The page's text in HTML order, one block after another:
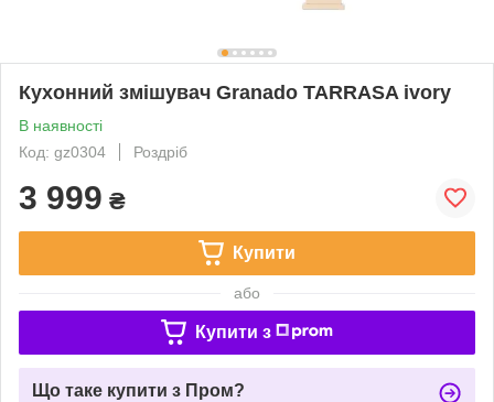
Кухонний змішувач Granado TARRASA ivory
В наявності
Код: gz0304
Роздріб
3 999 ₴
Купити
або
Купити з
Що таке купити з Пром?